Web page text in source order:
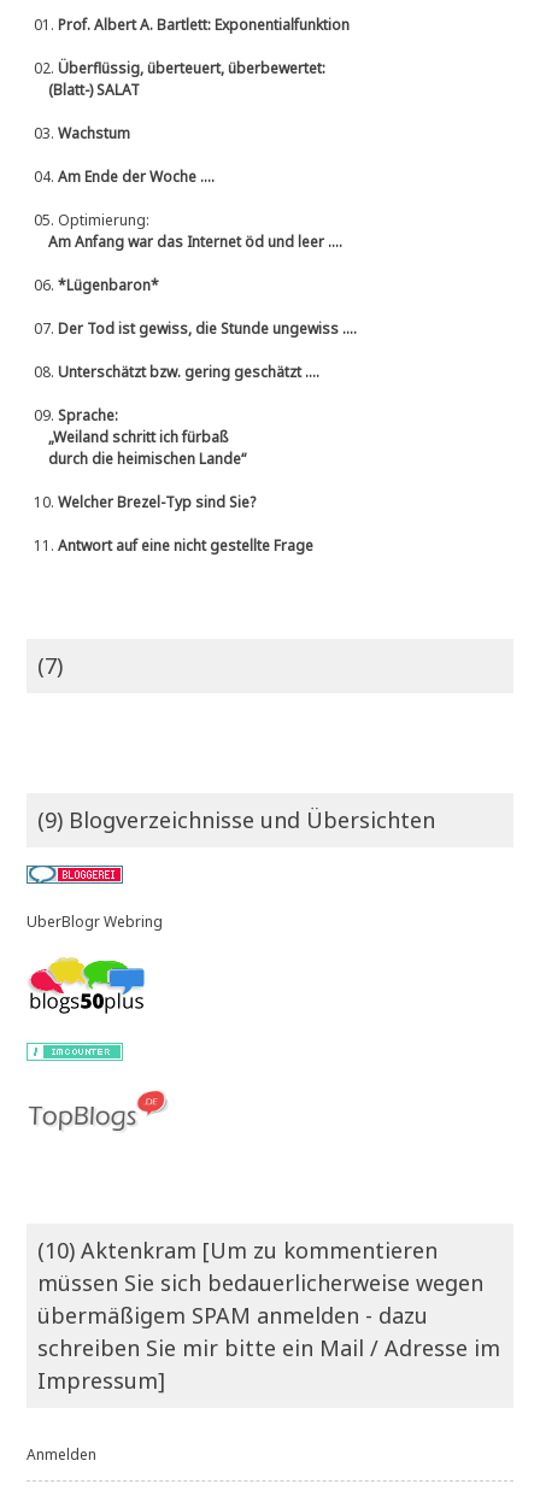
01.Prof. Albert A. Bartlett: Exponentialfunktion
02.Überflüssig, überteuert, überbewertet:
(Blatt-) SALAT
03.Wachstum
04.Am Ende der Woche ....
05. Optimierung:
Am Anfang war das Internet öd und leer ....
06.*Lügenbaron*
07.Der Tod ist gewiss, die Stunde ungewiss ....
08.Unterschätzt bzw. gering geschätzt ....
09.Sprache:
„Weiland schritt ich fürbaß
durch die heimischen Lande“
10.Welcher Brezel-Typ sind Sie?
11.Antwort auf eine nicht gestellte Frage
(7)
(9) Blogverzeichnisse und Übersichten
UberBlogr Webring
(10) Aktenkram [Um zu kommentieren
müssen Sie sich bedauerlicherweise wegen
übermäßigem SPAM anmelden - dazu
schreiben Sie mir bitte ein Mail / Adresse im
Impressum]
Anmelden